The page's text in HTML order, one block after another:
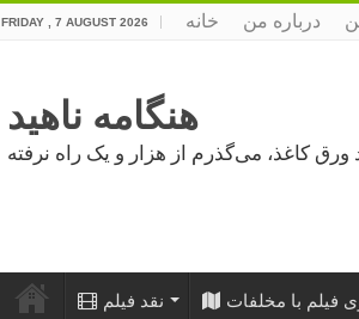
FRIDAY , 7 AUGUST 2026 خانه درباره من
هنگامه ناهید
نقد فیلم فیلم با مخلفات